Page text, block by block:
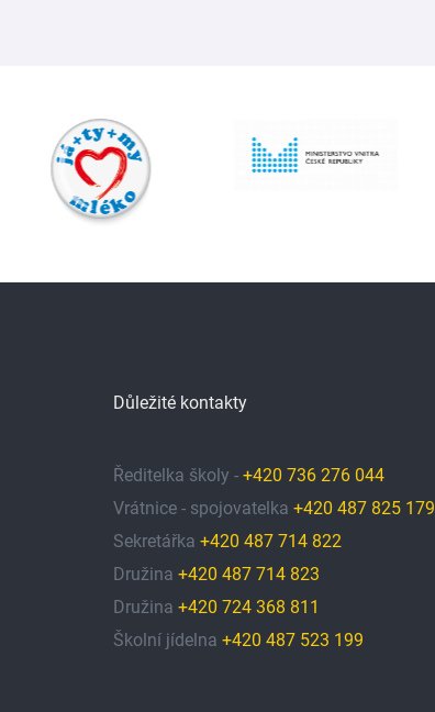
Důležité kontakty
Ředitelka školy - +420 736 276 044
Vrátnice - spojovatelka +420 487 825 179
Sekretářka +420 487 714 822
Družina +420 487 714 823
Družina +420 724 368 811
Školní jídelna +420 487 523 199